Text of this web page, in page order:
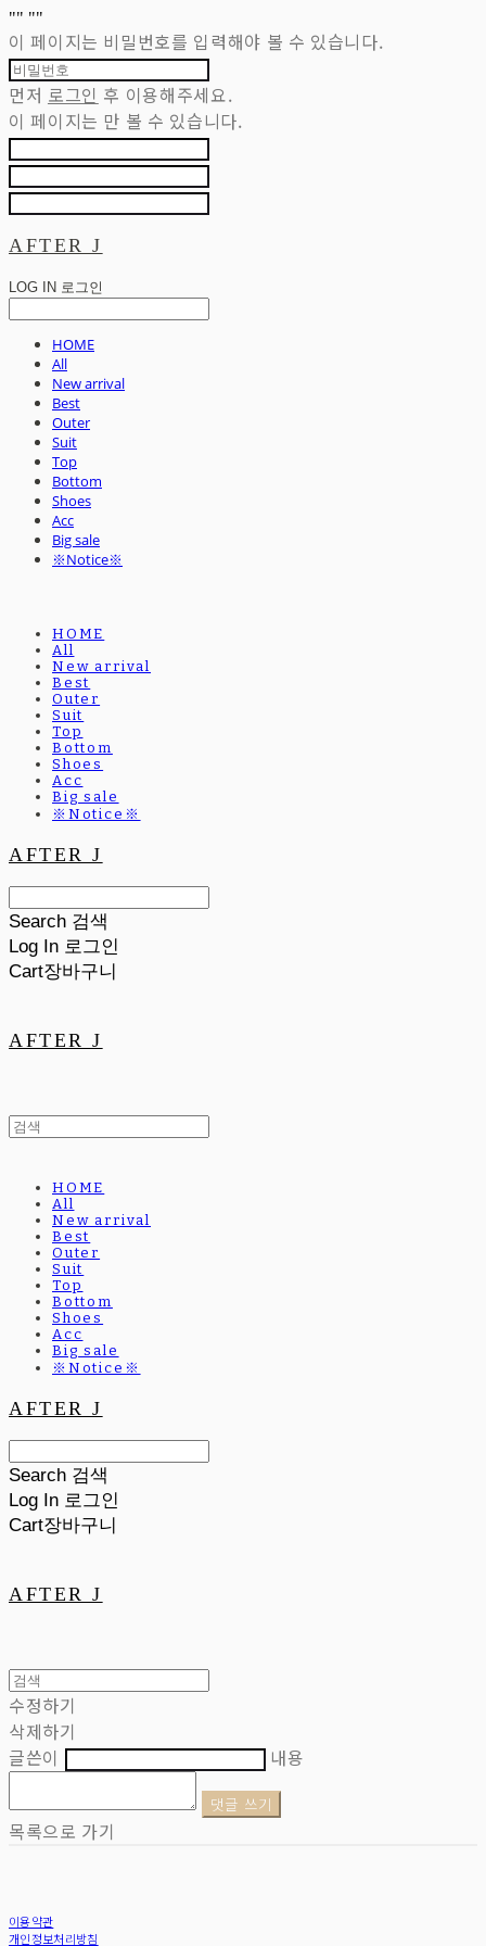
"" ""
이 페이지는 비밀번호를 입력해야 볼 수 있습니다.
먼저 로그인 후 이용해주세요.
이 페이지는 만 볼 수 있습니다.
AFTER J
LOG IN 로그인
HOME
All
New arrival
Best
Outer
Suit
Top
Bottom
Shoes
Acc
Big sale
※Notice※
HOME
All
New arrival
Best
Outer
Suit
Top
Bottom
Shoes
Acc
Big sale
※Notice※
AFTER J
Search 검색
Log In 로그인
Cart장바구니
AFTER J
HOME
All
New arrival
Best
Outer
Suit
Top
Bottom
Shoes
Acc
Big sale
※Notice※
AFTER J
Search 검색
Log In 로그인
Cart장바구니
AFTER J
수정하기
삭제하기
글쓴이
내용
댓글 쓰기
목록으로 가기
이용약관
개인정보처리방침